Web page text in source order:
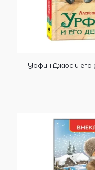
Урфин Джюс и его